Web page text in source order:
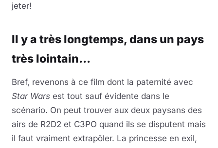
jeter!
Il y a très longtemps, dans un pays
très lointain...
Bref, revenons à ce film dont la paternité avec
Star Wars est tout sauf évidente dans le
scénario. On peut trouver aux deux paysans des
airs de R2D2 et C3PO quand ils se disputent mais
il faut vraiment extrapôler. La princesse en exil,